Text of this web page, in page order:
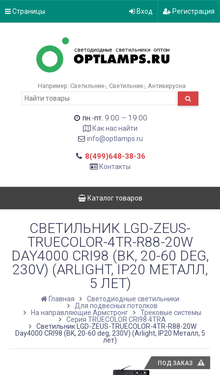
Страницы Вход Регистрация
Например: Светильник- Светильник- Антивирусна
пн.-пт. 9:00 – 19:00
Как нас найти
info@optlamps.ru
8(499)648-38-36
Контакты
Каталог товаров
СВЕТИЛЬНИК LGD-ZEUS-
TRUECOLOR-4TR-R88-20W
DAY4000 CRI98 (BK, 20-60 DEG,
230V) (ARLIGHT, IP20 МЕТАЛЛ,
5 ЛЕТ)
Главная
Светодиодные светильники
Для подвесных потолков
На направляющие Армстронг
Трековые системы
Серия TRUECOLOR CRI98 4TRA
Светильник LGD-ZEUS-TRUECOLOR-4TR-R88-20W
Day4000 CRI98 (BK, 20-60 deg, 230V) (Arlight, IP20 Металл, 5
лет)
ПОД ЗАКАЗ